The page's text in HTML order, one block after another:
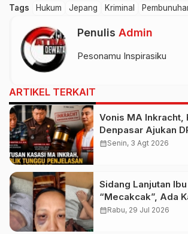
Tags Hukum Jepang Kriminal
Penulis Admin
Pesonamu Inspirasiku
ARTIKEL TERKAIT
Vonis MA Inkracht,
Denpasar Ajukan
Budiman Tiang
calendar_monthSenin, 3 Agt 2026
Sidang Lanjutan
“Mecakcak”, Ada
Pelaku Saat Sidang
calendar_monthRabu, 29 Jul 2026